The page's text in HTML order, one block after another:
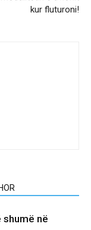
kur fluturoni!
në